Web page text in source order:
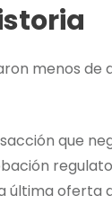
menos de
que
última oferta